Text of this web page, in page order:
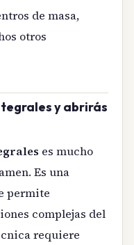
de masa,
otros
y abrirás
es mucho
Es una
permite
complejas del
requiere